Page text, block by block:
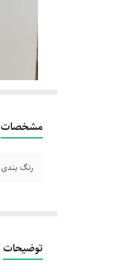
مشخصات
رنگ بندی
توضیحات